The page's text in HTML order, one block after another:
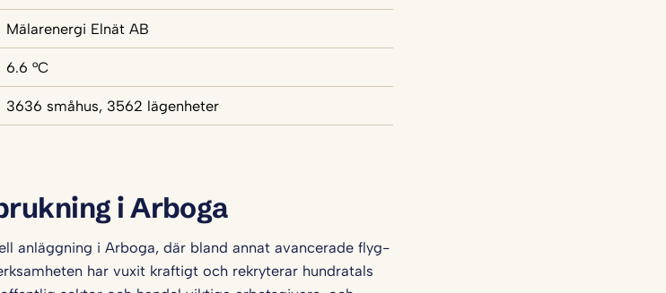
Mälarenergi Elnät AB
6.6 °C
3636 småhus, 3562 lägenheter
i Arboga
anläggning i Arboga, där bland annat avancerade flyg-
har vuxit kraftigt och rekryterar hundratals